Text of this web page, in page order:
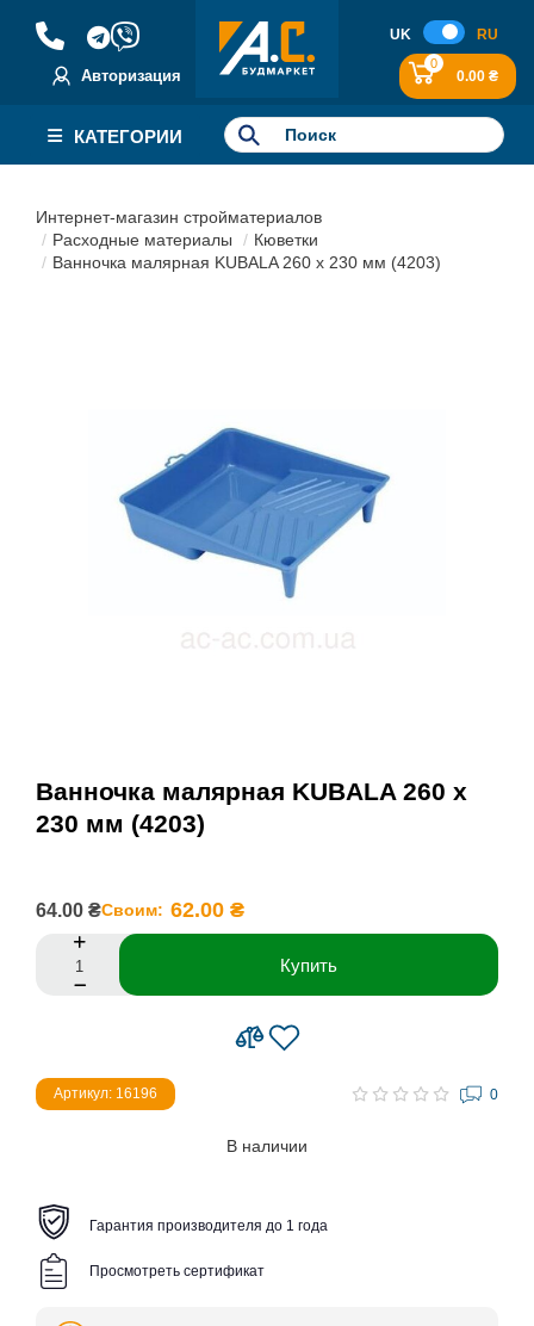
Авторизация
UK RU
0
0.00 ₴
КАТЕГОРИИ
Интернет-магазин стройматериалов
Расходные материалы
Кюветки
Ванночка малярная KUBALA 260 x 230 мм (4203)
Ванночка малярная KUBALA 260 x
230 мм (4203)
64.00 ₴Своим: 62.00 ₴
Купить
Артикул: 16196 0
В наличии
Гарантия производителя до 1 года
Просмотреть сертификат